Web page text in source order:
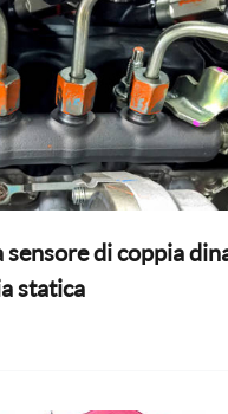
di coppia
statica